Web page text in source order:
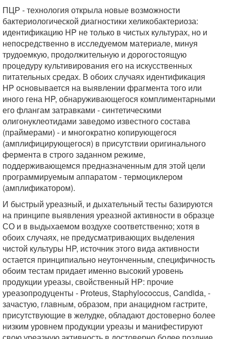
ПЦР - технология открыла новые возможности
бактериологической диагностики хеликобактериоза:
идентификацию HP не только в чистых культурах, но и
непосредственно в исследуемом материале, минуя
трудоемкую, продолжительную и дорогостоящую
процедуру культивирования его на искусственных
питательных средах. В обоих случаях идентификация
HP основывается на выявлении фрагмента того или
иного гена HP, обнаруживающегося комплиментарными
его флангам затравками - синтетическими
олигонуклеотидами заведомо известного состава
(праймерами) - и многократно копирующегося
(амплифицирующегося) в присутствии оригинального
фермента в строго заданном режиме,
поддерживающемся предназначенным для этой цели
программируемым аппаратом - термоциклером
(амплификатором).
И быстрый уреазный, и дыхательный тесты базируются
на принципе выявления уреазной активности в образце
СО и в выдыхаемом воздухе соответственно; хотя в
обоих случаях, не предусматривающих выделения
чистой культуры HP, источник этого вида активности
остается принципиально неутонченным, специфичность
обоим тестам придает именно высокий уровень
продукции уреазы, свойственный HP: прочие
уреазопродуценты - Proteus, Staphylococcus, Candida, -
зачастую, главным, образом, при анацидном гастрите,
присутствующие в желудке, обладают достоверно более
низким уровнем продукции уреазы и манифестируют